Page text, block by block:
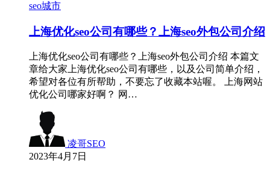
seo城市
上海优化seo公司有哪些？上海seo外包公司介绍
上海优化seo公司有哪些？上海seo外包公司介绍 本篇文
章给大家上海优化seo公司有哪些，以及公司简单介绍，
希望对各位有所帮助，不要忘了收藏本站喔。 上海网站
优化公司哪家好啊？ 网…
凌哥SEO
2023年4月7日